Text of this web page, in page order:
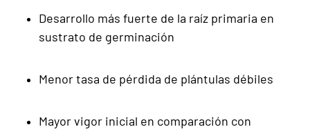
Desarrollo más fuerte de la raíz primaria en
sustrato de germinación
Menor tasa de pérdida de plántulas débiles
Mayor vigor inicial en comparación con